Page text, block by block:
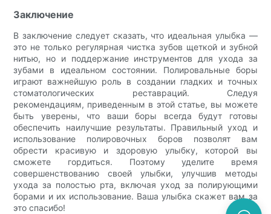
Заключение
В заключение следует сказать, что идеальная улыбка —
это не только регулярная чистка зубов щеткой и зубной
нитью, но и поддержание инструментов для ухода за
зубами в идеальном состоянии. Полировальные боры
играют важнейшую роль в создании гладких и точных
стоматологических реставраций. Следуя
рекомендациям, приведенным в этой статье, вы можете
быть уверены, что ваши боры всегда будут готовы
обеспечить наилучшие результаты. Правильный уход и
использование полировочных боров позволят вам
обрести красивую и здоровую улыбку, которой вы
сможете гордиться. Поэтому уделите время
совершенствованию своей улыбки, улучшив методы
ухода за полостью рта, включая уход за полирующими
борами и их использование. Ваша улыбка скажет вам за
это спасибо!